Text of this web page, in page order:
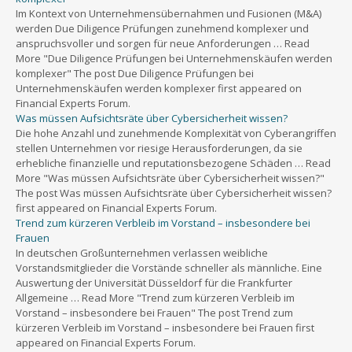
Im Kontext von Unternehmensübernahmen und Fusionen (M&A)
werden Due Diligence Prüfungen zunehmend komplexer und
anspruchsvoller und sorgen für neue Anforderungen … Read
More "Due Diligence Prüfungen bei Unternehmenskäufen werden
komplexer" The post Due Diligence Prüfungen bei
Unternehmenskäufen werden komplexer first appeared on
Financial Experts Forum.
Was müssen Aufsichtsräte über Cybersicherheit wissen?
Die hohe Anzahl und zunehmende Komplexität von Cyberangriffen
stellen Unternehmen vor riesige Herausforderungen, da sie
erhebliche finanzielle und reputationsbezogene Schäden … Read
More "Was müssen Aufsichtsräte über Cybersicherheit wissen?"
The post Was müssen Aufsichtsräte über Cybersicherheit wissen?
first appeared on Financial Experts Forum.
Trend zum kürzeren Verbleib im Vorstand – insbesondere bei
Frauen
In deutschen Großunternehmen verlassen weibliche
Vorstandsmitglieder die Vorstände schneller als männliche. Eine
Auswertung der Universität Düsseldorf für die Frankfurter
Allgemeine … Read More "Trend zum kürzeren Verbleib im
Vorstand – insbesondere bei Frauen" The post Trend zum
kürzeren Verbleib im Vorstand – insbesondere bei Frauen first
appeared on Financial Experts Forum.